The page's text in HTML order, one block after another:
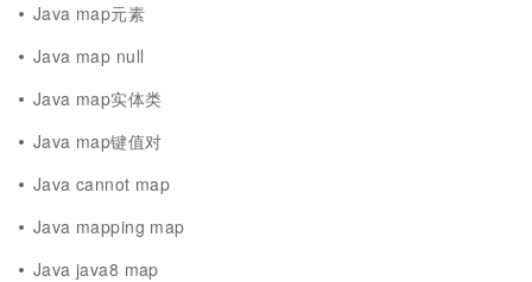
Java map元素
Java map null
Java map实体类
Java map键值对
Java cannot map
Java mapping map
Java java8 map